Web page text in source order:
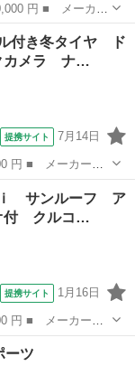
ｘＤｒｉｖｅ
ジパノラマサン
付き冬タイヤ ド
カメラ ナ…
提携サイト 7月14日
ド名： ホイル
ラ ナビ ＴＶ ク
ｉ サンルーフ ア
付 クルコ…
提携サイト 1月16日
ド名： ５２５
ルコン エアコ
ーツ